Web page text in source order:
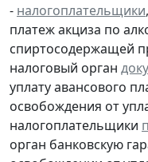
- налогоплательщики
платеж акциза по
спиртосодержащей
налоговый орган
уплату авансового
освобождения от
налогоплательщики
орган банковскую